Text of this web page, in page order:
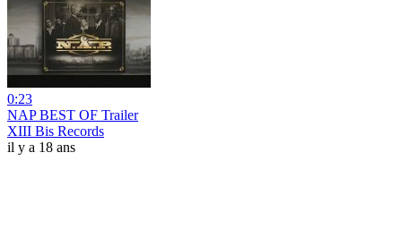
0:23
NAP BEST OF Trailer
XIII Bis Records
il y a 18 ans